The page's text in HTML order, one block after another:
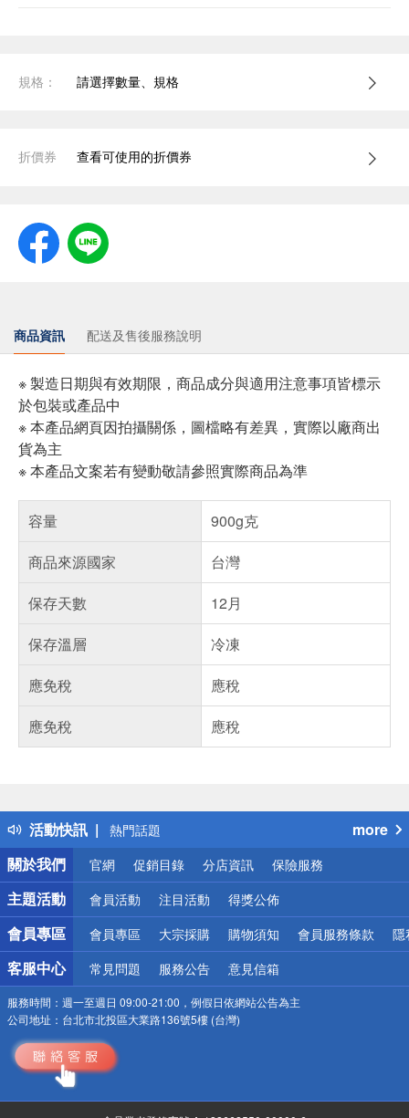
規格： 請選擇數量、規格
折價券 查看可使用的折價券
商品資訊 配送及售後服務說明
※ 製造日期與有效期限，商品成分與適用注意事項皆標示
於包裝或產品中
※ 本產品網頁因拍攝關係，圖檔略有差異，實際以廠商出
貨為主
※ 本產品文案若有變動敬請參照實際商品為準
容量
900g克
商品來源國家
台灣
保存天數
12月
保存溫層
冷凍
應免稅
應稅
應免稅
應稅
活動快訊
得獎公告
熱門話題
銀行優惠
偏遠地區配送
詐騙網頁！請小心！
more
關於我們
官網 促銷目錄 分店資訊 保險服務
主題活動 會員活動 注目活動 得獎公佈
會員專區 會員專區 大宗採購 購物須知 會員服務條款 隱
客服中心 常見問題 服務公告 意見信箱
服務時間： 週一至週日 09:00-21:00，例假日依網站公告為主
公司地址： 台北市北投區大業路136號5樓 (台灣)